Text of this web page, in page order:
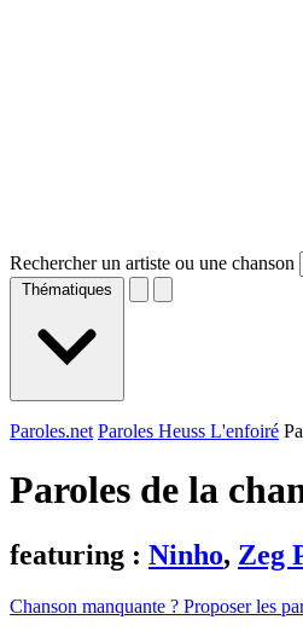
Rechercher un artiste ou une chanson
Thématiques
Paroles.net Paroles Heuss L'enfoiré
Paroles de la
featuring : Ninho, Zeg
Chanson manquante ? Proposer les